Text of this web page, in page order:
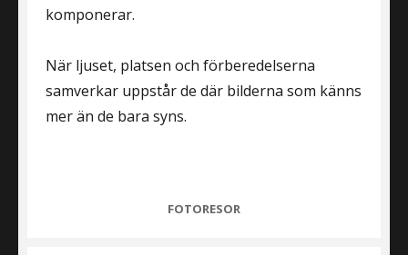
komponerar.
När ljuset, platsen och förberedelserna
samverkar uppstår de där bilderna som känns
mer än de bara syns.
CATEGORIES
FOTORESOR